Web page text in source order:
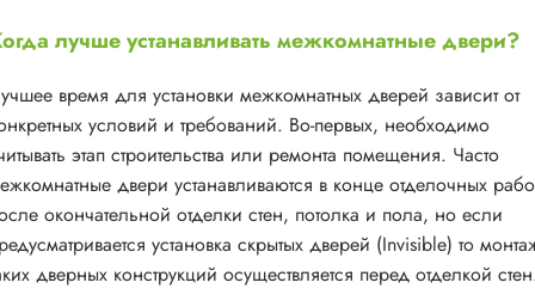
лучше устанавливать межкомнатные двери?
время для установки межкомнатных дверей зависит от
условий и требований. Во-первых, необходимо
этап строительства или ремонта помещения. Часто
двери устанавливаются в конце отделочных
окончательной отделки стен, потолка и пола, но если
установка скрытых дверей (Invisible) то
дверных конструкций осуществляется перед отделкой